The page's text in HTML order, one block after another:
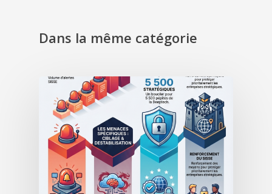
Dans la même catégorie